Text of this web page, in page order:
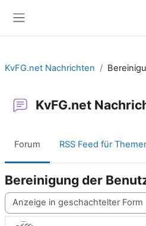
KvFG.net Nachrichten
KvFG.net
Forum RSS Feed für
Bereinigung der
Anzeigemodus